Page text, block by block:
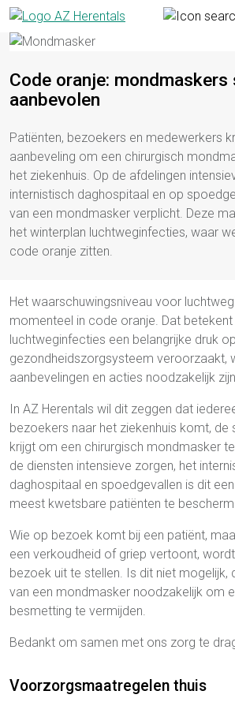
Home
Code oranje:
aanbevolen
Patiënten, bezoekers en medewerkers
aanbeveling om een chirurgisch
het ziekenhuis. Op de afdelingen
internistisch daghospitaal en op
van een mondmasker verplicht. Deze
het winterplan luchtweginfecties, waar
code oranje zitten.
Het waarschuwingsniveau voor
momenteel in code oranje. Dat
luchtweginfecties een belangrijke druk
gezondheidszorgsysteem veroorzaakt,
aanbevelingen en acties noodzakelijk zijn.
In AZ Herentals wil dit zeggen dat
bezoekers naar het ziekenhuis komt, de
krijgt om een chirurgisch mondmasker
de diensten intensieve zorgen, het
daghospitaal en spoedgevallen is dit
meest kwetsbare patiënten te
Wie op bezoek komt bij een patiënt,
een verkoudheid of griep vertoont,
bezoek uit te stellen. Is dit niet mogelijk,
van een mondmasker noodzakelijk om
besmetting te vermijden.
Bedankt om samen met ons zorg te
Voorzorgsmaatregelen thuis